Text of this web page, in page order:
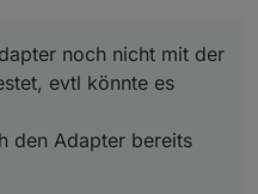
noch nicht mit der
evtl könnte es
den Adapter bereits